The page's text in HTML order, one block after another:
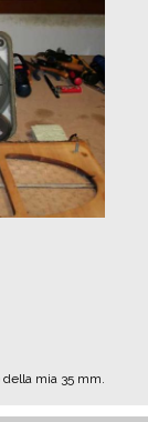
mia 35 mm.